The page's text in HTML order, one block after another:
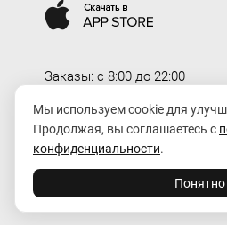
Заказы: c 8:00 до 22:00
Доставка: c 8:00 до 00:00
order@rozaexpress.ru
Мы используем cookie для
Продолжая, вы соглашаетесь с
конфиденциальности.
Понятно